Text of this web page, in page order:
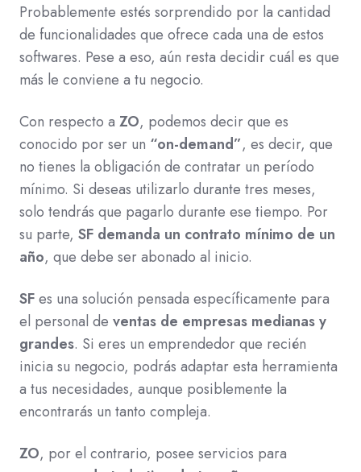
Probablemente estés sorprendido por la cantidad
de funcionalidades que ofrece cada una de estos
softwares. Pese a eso, aún resta decidir cuál es que
más le conviene a tu negocio.
Con respecto a ZO, podemos decir que es
conocido por ser un “on-demand”, es decir, que
no tienes la obligación de contratar un período
mínimo. Si deseas utilizarlo durante tres meses,
solo tendrás que pagarlo durante ese tiempo. Por
su parte, SF demanda un contrato mínimo de un
año, que debe ser abonado al inicio.
SFes una solución pensada específicamente para
el personal de ventas de empresas medianas y
grandes. Si eres un emprendedor que recién
inicia su negocio, podrás adaptar esta herramienta
a tus necesidades, aunque posiblemente la
encontrarás un tanto compleja.
ZO, por el contrario, posee servicios para